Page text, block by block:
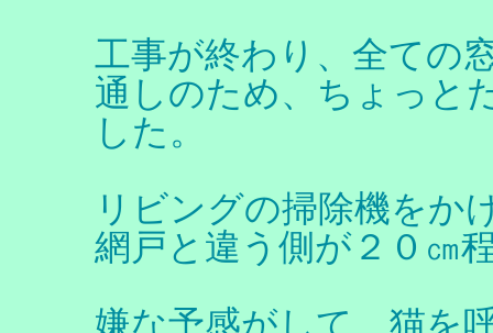
工事が終わり、全ての
通しのため、ちょっと
した。
リビングの掃除機をか
網戸と違う側が２０㎝
嫌な予感がして、猫を